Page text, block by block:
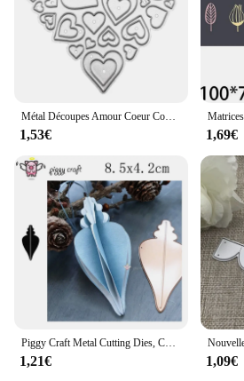
Métal Découpes Amour Coeur Coupe Matrices Pochoir BRICOLAGE Gabarit De Découpe Scrapbooking
1,53€ 1,69€
Piggy Craft Metal Cutting Dies, Cut Die Mold, Scrapbook Paper Craft, Knife Mold, Blade Punch, Stencils, 8 Kinds of 3D Flowers
1,21€ 1,09€